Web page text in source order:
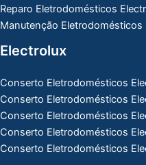
Reparo Eletrodomésticos
Manutenção Eletrodomésticos
Electrolux
Conserto Eletrodomésticos
Conserto Eletrodomésticos
Conserto Eletrodomésticos
Conserto Eletrodomésticos
Conserto Eletrodomésticos